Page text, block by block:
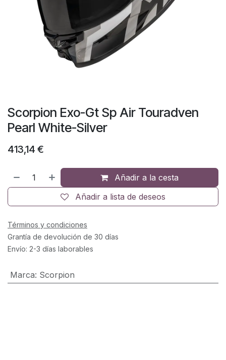
Scorpion Exo-Gt Sp Air Touradven
Pearl White-Silver
413,14 €
Añadir a la cesta
Añadir a lista de deseos
Términos y condiciones
Grantía de devolución de 30 días
Envío: 2-3 días laborables
Marca: Scorpion